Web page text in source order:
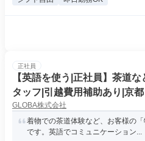
正社員
【英語を使う|正社員】茶道
タッフ|引越費用補助あり|京都
GLOBA株式会社
着物での茶道体験など、お客様の
です。英語でコミュニケーション...